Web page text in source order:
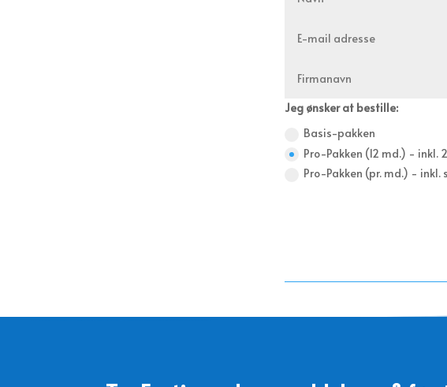
Jeg ønsker at bestille:
Basis-pakken
Pro-Pakken (12 md.) -
Pro-Pakken (pr. md.) -